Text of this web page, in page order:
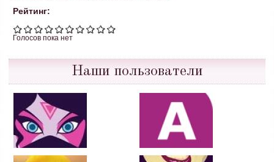
Рейтинг:
Голосов пока нет
Наши пользователи